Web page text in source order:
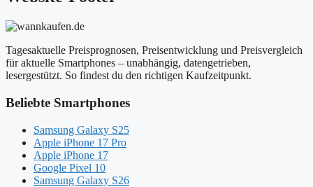
Tagesaktuelle Preisprognosen, Preisentwicklung und Preisvergleich
für aktuelle Smartphones – unabhängig, datengetrieben,
lesergestützt. So findest du den richtigen Kaufzeitpunkt.
Beliebte Smartphones
Samsung Galaxy S25
Apple iPhone 17 Pro
Apple iPhone 17
Google Pixel 10
Samsung Galaxy S26